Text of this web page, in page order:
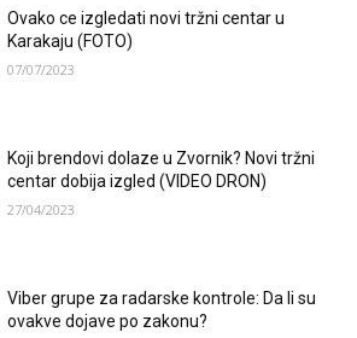
Ovako ce izgledati novi tržni centar u
Karakaju (FOTO)
07/07/2023
Koji brendovi dolaze u Zvornik? Novi tržni
centar dobija izgled (VIDEO DRON)
27/04/2023
Viber grupe za radarske kontrole: Da li su
ovakve dojave po zakonu?